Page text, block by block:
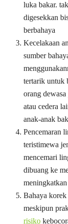
luka bakar.
digesekkan
berbahaya
Kecelakaan
sumber
tertarik untuk
orang
atau cedera
anak-anak
Pencemaran
teristimewa
mencemari
dibuang ke
Bahaya korek
meskipun
risiko